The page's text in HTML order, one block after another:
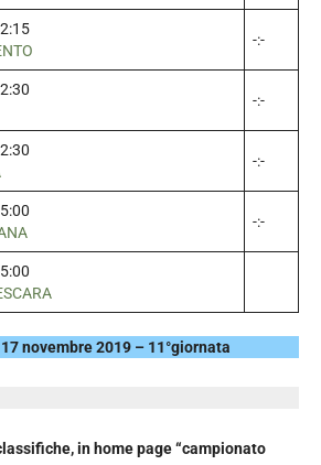
-:-
-:-
-:-
-:-
novembre 2019 – 11°giornata
in home page “campionato